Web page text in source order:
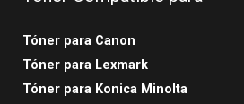
Tóner para Canon
Tóner para Lexmark
Tóner para Konica Minolta